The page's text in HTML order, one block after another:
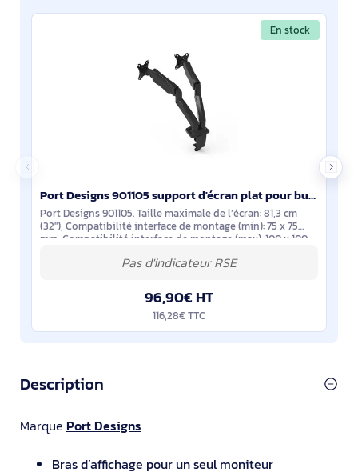
En stock
Port Designs 901105 support d'écran plat pour bureau 81,3 cm (32") Noir
Port Designs 901105. Taille maximale de l’écran: 81,3 cm
(32"), Compatibilité interface de montage (min): 75 x 75
mm, Compatibilité interface de montage (max): 100 x 100
96,90€ HT
116,28€ TTC
Description
Marque Port Designs
Bras d’affichage pour un seul moniteur